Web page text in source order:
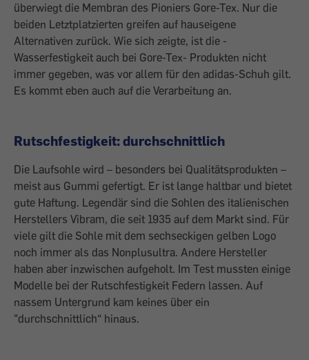
überwiegt die Membran des Pioniers Gore-Tex. Nur die
beiden Letztplatzierten greifen auf haus­eigene
Alternativen ­zurück. Wie sich zeigte, ist die ­
Wasserfestigkeit auch bei Gore-Tex- Produkten nicht
immer gegeben, was vor allem für den adidas-Schuh gilt.
Es kommt eben auch auf die ­Verarbeitung an.
Rutschfestigkeit: durchschnittlich
Die Laufsohle wird – besonders bei Qualitätsprodukten –
meist aus Gummi gefertigt. Er ist lange haltbar und bietet
gute Haftung. Legendär sind die Sohlen des italienischen
Herstellers Vibram, die seit 1935 auf dem Markt sind. Für
viele gilt die Sohle mit dem sechseckigen gelben Logo
noch immer als das Nonplusultra. Andere Hersteller
haben aber inzwischen aufgeholt. Im Test mussten einige
Modelle bei der Rutschfestigkeit Federn lassen. Auf
nassem Untergrund kam keines über ein
"durchschnittlich“ hinaus.